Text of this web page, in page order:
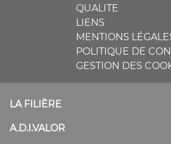
QUALITE
LIENS
MENTIONS
POLITIQUE DE
GESTION DES
LA FILIÈRE
A.D.I.VALOR